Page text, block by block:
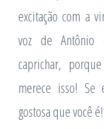
excitação com a
voz de Antônio
caprichar,
merece isso! Se
gostosa que você